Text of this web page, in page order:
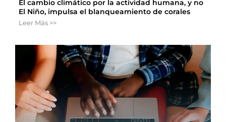
El cambio climático por la actividad humana, y no
El Niño, impulsa el blanqueamiento de corales
Leer Más >>